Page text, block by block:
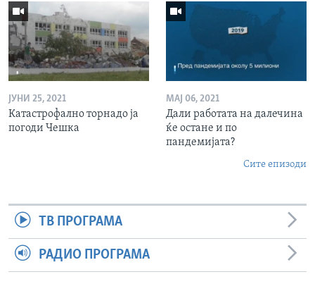
ЈУНИ 25, 2021
Катастрофално торнадо ја
погоди Чешка
МАЈ 06, 2021
Дали работата на далечина
ќе остане и по
пандемијата?
Сите епизоди
ТВ ПРОГРАМА
РАДИО ПРОГРАМА